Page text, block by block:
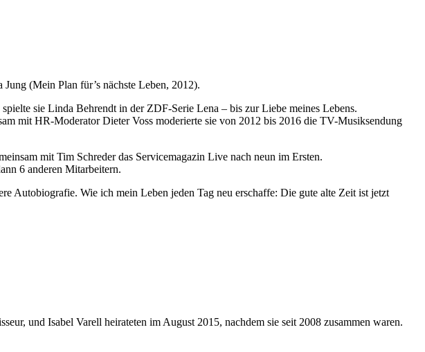
(Mein Plan für’s nächste Leben, 2012).
sie Linda Behrendt in der ZDF-Serie Lena – bis zur Liebe meines Lebens.
mit HR-Moderator Dieter Voss moderierte sie von 2012 bis 2016 die TV-Musiksendung
mit Tim Schreder das Servicemagazin Live nach neun im Ersten.
6 anderen Mitarbeitern.
Autobiografie. Wie ich mein Leben jeden Tag neu erschaffe: Die gute alte Zeit ist jetzt
und Isabel Varell heirateten im August 2015, nachdem sie seit 2008 zusammen waren.